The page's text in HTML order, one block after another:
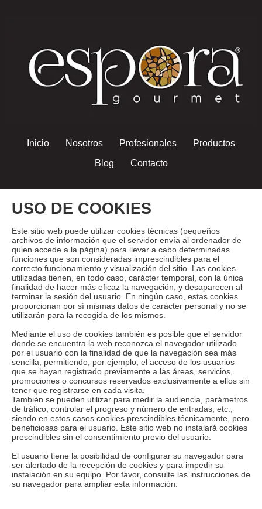
Inicio Nosotros Profesionales
Productos
Blog
Contacto
USO DE COOKIES
Este sitio web puede utilizar cookies técnicas (pequeños
archivos de información que el servidor envía al ordenador de
quien accede a la página) para llevar a cabo determinadas
funciones que son consideradas imprescindibles para el
correcto funcionamiento y visualización del sitio. Las cookies
utilizadas tienen, en todo caso, carácter temporal, con la única
finalidad de hacer más eficaz la navegación, y desaparecen al
terminar la sesión del usuario. En ningún caso, estas cookies
proporcionan por sí mismas datos de carácter personal y no se
utilizarán para la recogida de los mismos.
Mediante el uso de cookies también es posible que el servidor
donde se encuentra la web reconozca el navegador utilizado
por el usuario con la finalidad de que la navegación sea más
sencilla, permitiendo, por ejemplo, el acceso de los usuarios
que se hayan registrado previamente a las áreas, servicios,
promociones o concursos reservados exclusivamente a ellos sin
tener que registrarse en cada visita.
También se pueden utilizar para medir la audiencia, parámetros
de tráfico, controlar el progreso y número de entradas, etc.,
siendo en estos casos cookies prescindibles técnicamente, pero
beneficiosas para el usuario. Este sitio web no instalará cookies
prescindibles sin el consentimiento previo del usuario.
El usuario tiene la posibilidad de configurar su navegador para
ser alertado de la recepción de cookies y para impedir su
instalación en su equipo. Por favor, consulte las instrucciones de
su navegador para ampliar esta información.